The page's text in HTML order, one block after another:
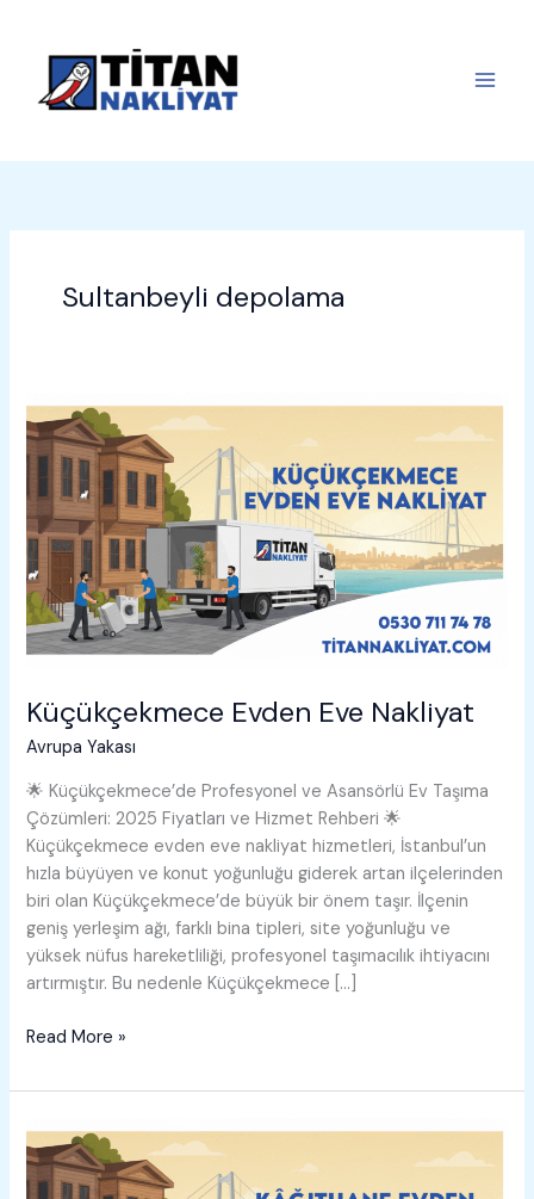
Sultanbeyli depolama
Küçükçekmece Evden Eve Nakliyat
Avrupa Yakası
🌟 Küçükçekmece’de Profesyonel ve Asansörlü Ev Taşıma
Çözümleri: 2025 Fiyatları ve Hizmet Rehberi 🌟
Küçükçekmece evden eve nakliyat hizmetleri, İstanbul’un
hızla büyüyen ve konut yoğunluğu giderek artan ilçelerinden
biri olan Küçükçekmece’de büyük bir önem taşır. İlçenin
geniş yerleşim ağı, farklı bina tipleri, site yoğunluğu ve
yüksek nüfus hareketliliği, profesyonel taşımacılık ihtiyacını
artırmıştır. Bu nedenle Küçükçekmece […]
Küçükçekmece
Eve
Read More »